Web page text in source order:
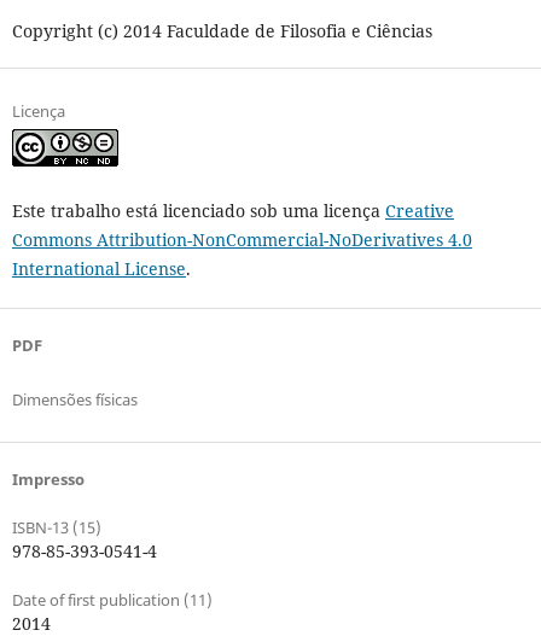
Copyright (c) 2014 Faculdade de Filosofia e Ciências
Licença
Este trabalho está licenciado sob uma licença Creative
Commons Attribution-NonCommercial-NoDerivatives 4.0
International License.
PDF
Dimensões físicas
Impresso
ISBN-13 (15)
978-85-393-0541-4
Date of first publication (11)
2014